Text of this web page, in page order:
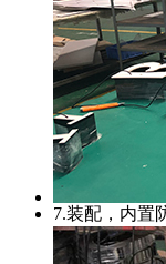
7.装配，内置